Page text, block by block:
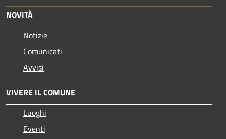
NOVITÀ
Notizie
Comunicati
Avvisi
VIVERE IL COMUNE
Luoghi
Eventi